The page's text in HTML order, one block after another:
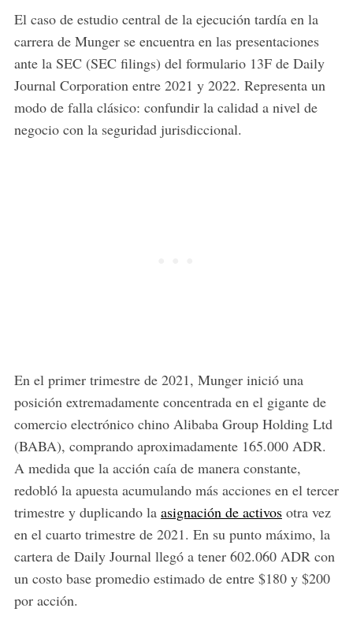
El caso de estudio central de la ejecución tardía en la
carrera de Munger se encuentra en las presentaciones
ante la SEC (SEC filings) del formulario 13F de Daily
Journal Corporation entre 2021 y 2022. Representa un
modo de falla clásico: confundir la calidad a nivel de
negocio con la seguridad jurisdiccional.
En el primer trimestre de 2021, Munger inició una
posición extremadamente concentrada en el gigante de
comercio electrónico chino Alibaba Group Holding Ltd
(BABA), comprando aproximadamente 165.000 ADR.
A medida que la acción caía de manera constante,
redobló la apuesta acumulando más acciones en el tercer
trimestre y duplicando la asignación de activosotra vez
en el cuarto trimestre de 2021. En su punto máximo, la
cartera de Daily Journal llegó a tener 602.060 ADR con
un costo base promedio estimado de entre $180 y $200
por acción.